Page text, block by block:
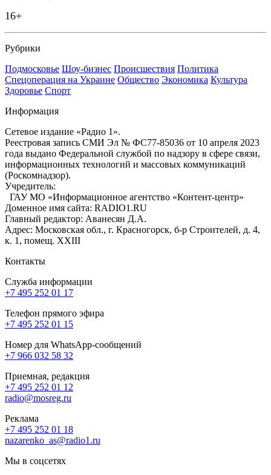
16+
Рубрики
Подмосковье Шоу-бизнес Происшествия Политика
Спецоперация на Украине Общество Экономика Культура
Здоровье Спорт
Информация
Сетевое издание «Радио 1».
Реестровая запись СМИ Эл № ФС77-85036 от 10 апреля 2023
года выдано Федеральной службой по надзору в сфере связи,
информационных технологий и массовых коммуникаций
(Роскомнадзор).
Учредитель:
ГАУ МО «Информационное агентство «Контент-центр»
Доменное имя сайта: RADIO1.RU
Главный редактор: Аванесян Д.А.
Адрес: Московская обл., г. Красногорск, б-р Строителей, д. 4,
к. 1, помещ. XXIII
Контакты
Служба информации
+7 495 252 01 17
Телефон прямого эфира
+7 495 252 01 15
Номер для WhatsApp-сообщений
+7 966 032 58 32
Приемная, редакция
+7 495 252 01 12
radio@mosreg.ru
Реклама
+7 495 252 01 18
nazarenko_as@radio1.ru
Мы в соцсетях